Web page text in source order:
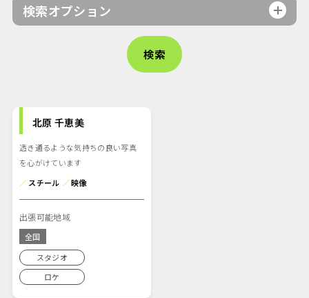
検索オプション
北原 千恵美
透き通るような気持ちの良い写真
を心がけています
／スチール ／映像
出張可能地域
全国
スタジオ
ロケ